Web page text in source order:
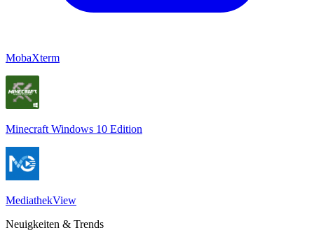
MobaXterm
Minecraft Windows 10 Edition
MediathekView
Neuigkeiten & Trends